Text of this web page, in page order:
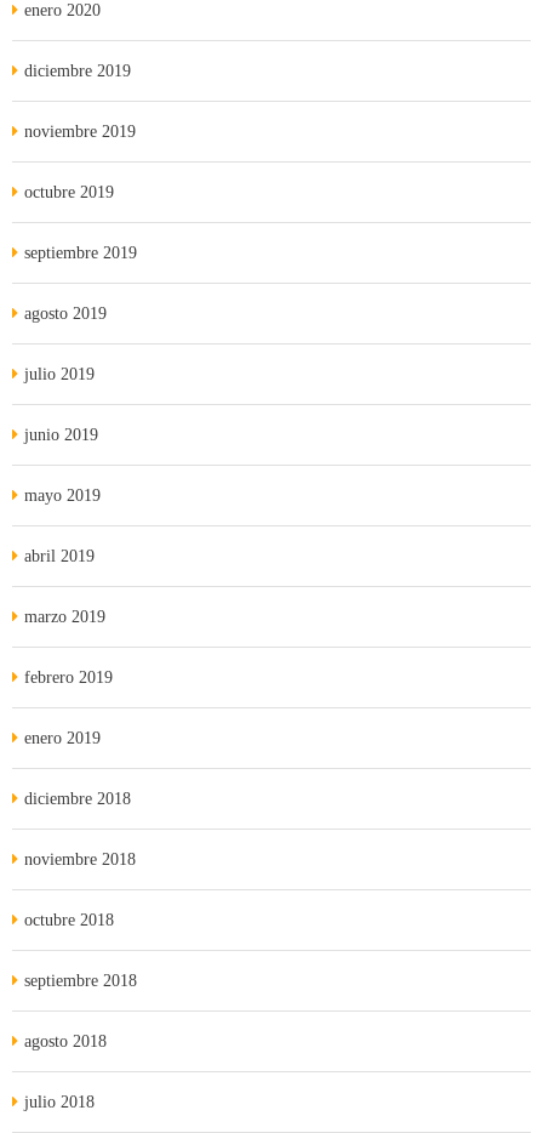
enero 2020
diciembre 2019
noviembre 2019
octubre 2019
septiembre 2019
agosto 2019
julio 2019
junio 2019
mayo 2019
abril 2019
marzo 2019
febrero 2019
enero 2019
diciembre 2018
noviembre 2018
octubre 2018
septiembre 2018
agosto 2018
julio 2018